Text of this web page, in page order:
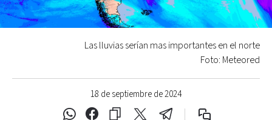
18 de septiembre de 2024
Las lluvias serían mas importantes en el norte
Foto: Meteored